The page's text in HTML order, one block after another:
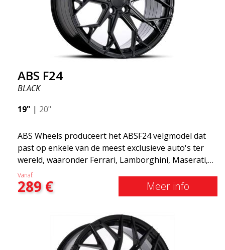
ABS F24
BLACK
19" | 20"
ABS Wheels produceert het ABSF24 velgmodel dat
past op enkele van de meest exclusieve auto's ter
wereld, waaronder Ferrari, Lamborghini, Maserati,
Aston Martin en Lotus. Deze velg is uiteraard
geschikt voor meer gangbare auto's zoals Volvo,
Audi, Saab, Seat, Volkswagen, mercedes, etc. ABSF24
Geproduceerd in respectievelijk 19 en 20 inch.
Verkrijgbaar als verspringende montage, d.w.z.
bredere achterkant en smallere voorkant.
Vanaf:
289€ Meer info